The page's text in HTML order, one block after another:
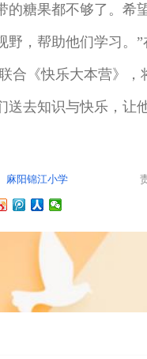
的糖果都不够了。希
野，帮助他们学习。”
合《快乐大本营》，
送去知识与快乐，让
麻阳锦江小学